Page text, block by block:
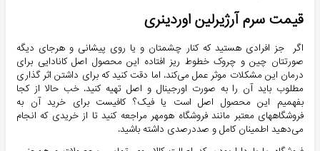
قیمت سرم آرژیرلین اوردینری
اگر جز افرادی هستید که کنار چشمتان و یا روی پیشانی و هرجای دیگه
صورتتان چین و چروک خطوط ریز افتاده این محصول اصل کانادایی برای
درمان این مشکلات موثر عمل می‌کند. اما دقت کنید که برای داشتن اثر گذاری
مطلوب باید آن را به صورت اورجینال و اصل تهیه کنید. خب حالا از کجا
بفهمیم این محصول اصل است یا فیک؟ کافیست برای خرید آن به
فروشگاههای معتبر مانند فروشگاه هومهر مراجعه کنید تا از خریدی که انجام
می‌دهید اطمینان کامل و صددرصدی داشته باشید.